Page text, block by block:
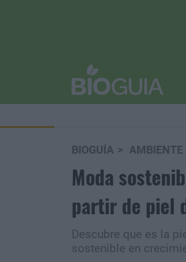
BIOGUÍA AMBIENTE
Moda
partir de piel
Descubre que es la
sostenible en